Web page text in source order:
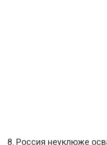
8. Россия неуклюже